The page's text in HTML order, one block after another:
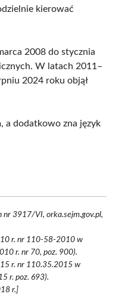
kierować
2008 do stycznia
W latach 2011–
2024 roku objął
a dodatkowo zna język
nr 3917/VI, orka.sejm.gov.pl,
r. nr 110-58-2010 w
r. nr 70, poz. 900).
r. nr 110.35.2015 w
r. poz. 693).
r.]